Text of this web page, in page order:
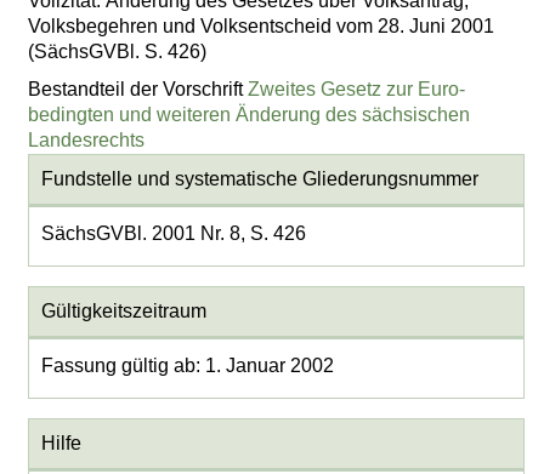
Volksbegehren und Volksentscheid vom 28. Juni 2001
(SächsGVBl. S. 426)
Bestandteil der VorschriftZweites Gesetz zur Euro-
bedingten und weiteren Änderung des sächsischen
Landesrechts
Fundstelle und systematische Gliederungsnummer
SächsGVBl. 2001 Nr. 8, S. 426
Gültigkeitszeitraum
Fassung gültig ab: 1. Januar 2002
Hilfe